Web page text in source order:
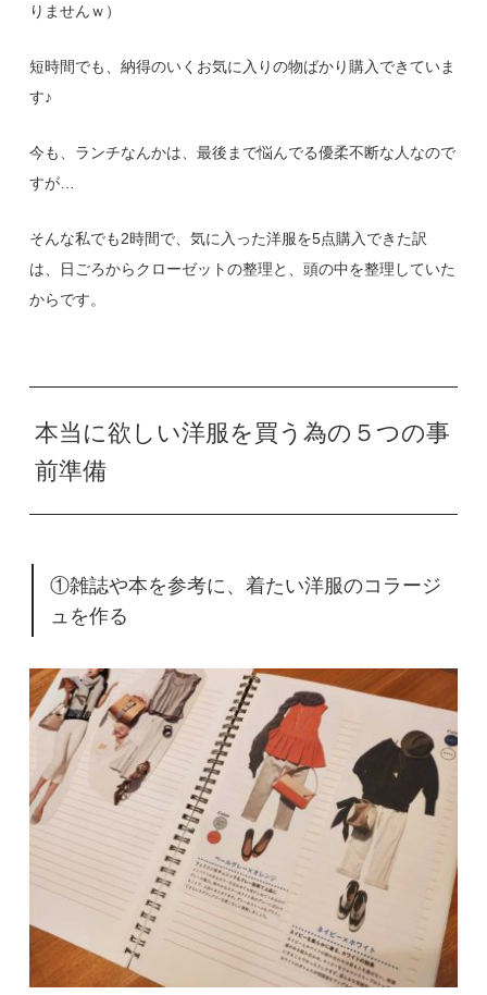
りませんｗ）
短時間でも、納得のいくお気に入りの物ばかり購入できていま
す♪
今も、ランチなんかは、最後まで悩んでる優柔不断な人なので
すが…
そんな私でも2時間で、気に入った洋服を5点購入できた訳
は、日ごろからクローゼットの整理と、頭の中を整理していた
からです。
本当に欲しい洋服を買う為の５つの事
前準備
①雑誌や本を参考に、着たい洋服のコラージ
ュを作る